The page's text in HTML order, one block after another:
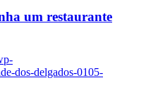
um restaurante
dos-delgados-0105-